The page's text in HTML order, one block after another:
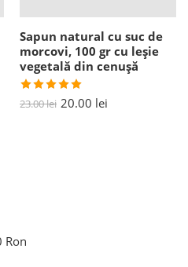
Sapun natural cu suc de
morcovi, 100 gr cu leșie
vegetală din cenușă
Evaluat la
5.00 din 5
23.00lei 20.00 lei
Ron